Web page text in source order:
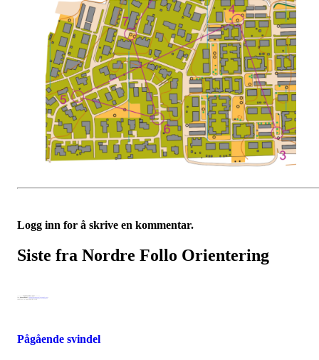
Logg inn for å skrive en kommentar.
Siste fra Nordre Follo Orientering
Pågående svindel